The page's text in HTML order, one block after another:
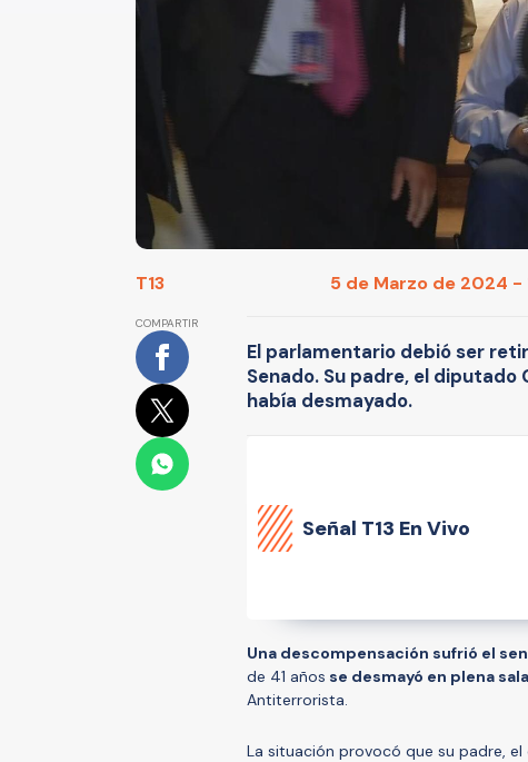
T13 5 de Marzo de 2024 -
COMPARTIR
El parlamentario debió ser
Senado. Su padre, el diputado
había desmayado.
Señal T13 En Vivo
Una descompensación sufrió el
de 41 años se desmayó en plena
Antiterrorista.
La situación provocó que su padre,